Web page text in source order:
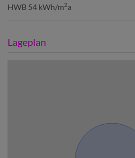
HWB 54 kWh/m2a
Lageplan